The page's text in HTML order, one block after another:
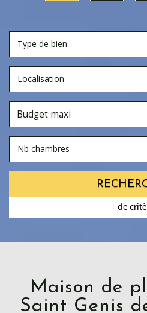
Type de bien
Localisation
Nb chambres
+ de
Maison de plain pied à
Saint Genis